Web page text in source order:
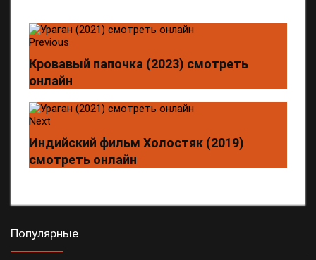
Previous
Кровавый папочка (2023) смотреть
онлайн
Next
Индийский фильм Холостяк (2019)
смотреть онлайн
Популярные